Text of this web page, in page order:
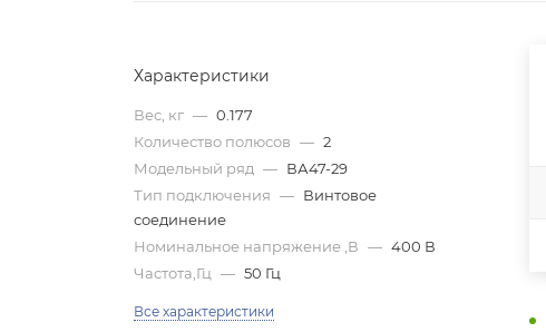
Характеристики
Вес, кг — 0.177
Количество полюсов — 2
Модельный ряд — ВА47-29
Тип подключения — Винтовое
соединение
Номинальное напряжение ,В — 400 В
Частота,Гц — 50 Гц
Все характеристики